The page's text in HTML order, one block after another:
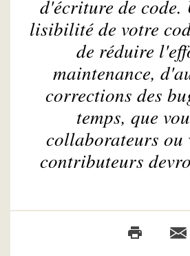
d'écriture de code.
lisibilité de votre
de réduire
maintenance,
corrections des
temps, que
collaborateurs ou
contributeurs